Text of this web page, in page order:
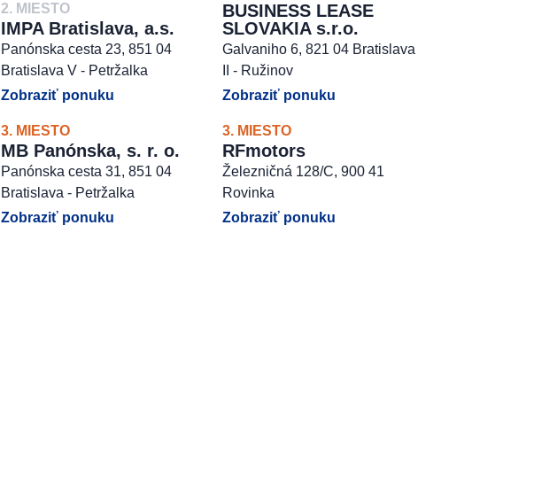
2. MIESTO
IMPA Bratislava, a.s.
Panónska cesta 23, 851 04
Bratislava V - Petržalka
Zobraziť ponuku
3. MIESTO
MB Panónska, s. r. o.
Panónska cesta 31, 851 04
Bratislava - Petržalka
Zobraziť ponuku
BUSINESS LEASE
SLOVAKIA s.r.o.
Galvaniho 6, 821 04 Bratislava
II - Ružinov
Zobraziť ponuku
3. MIESTO
RFmotors
Železničná 128/C, 900 41
Rovinka
Zobraziť ponuku